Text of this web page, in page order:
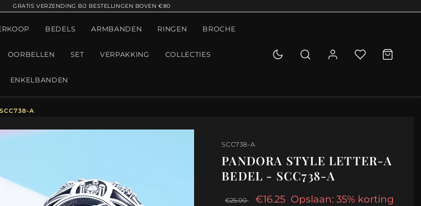
GRATIS VERZENDING BIJ BESTELLINGEN BOVEN €80
BEDELS ARMBANDEN RINGEN BROCHE
OORBELLEN SET VERPAKKING COLLECTIES
ENKELBANDEN
A
SCC738-A
PANDORA STYLE LETTER-A
BEDEL - SCC738-A
€25.00 €16.25 Opslaan: 35% korting